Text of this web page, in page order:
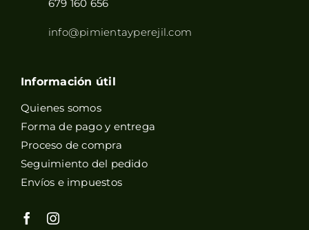
679 160 656
info@pimientayperejil.com
Información útil
Quienes somos
Forma de pago y entrega
Proceso de compra
Seguimiento del pedido
Envíos e impuestos